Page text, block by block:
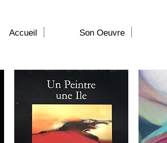
Accueil Son Oeuvre